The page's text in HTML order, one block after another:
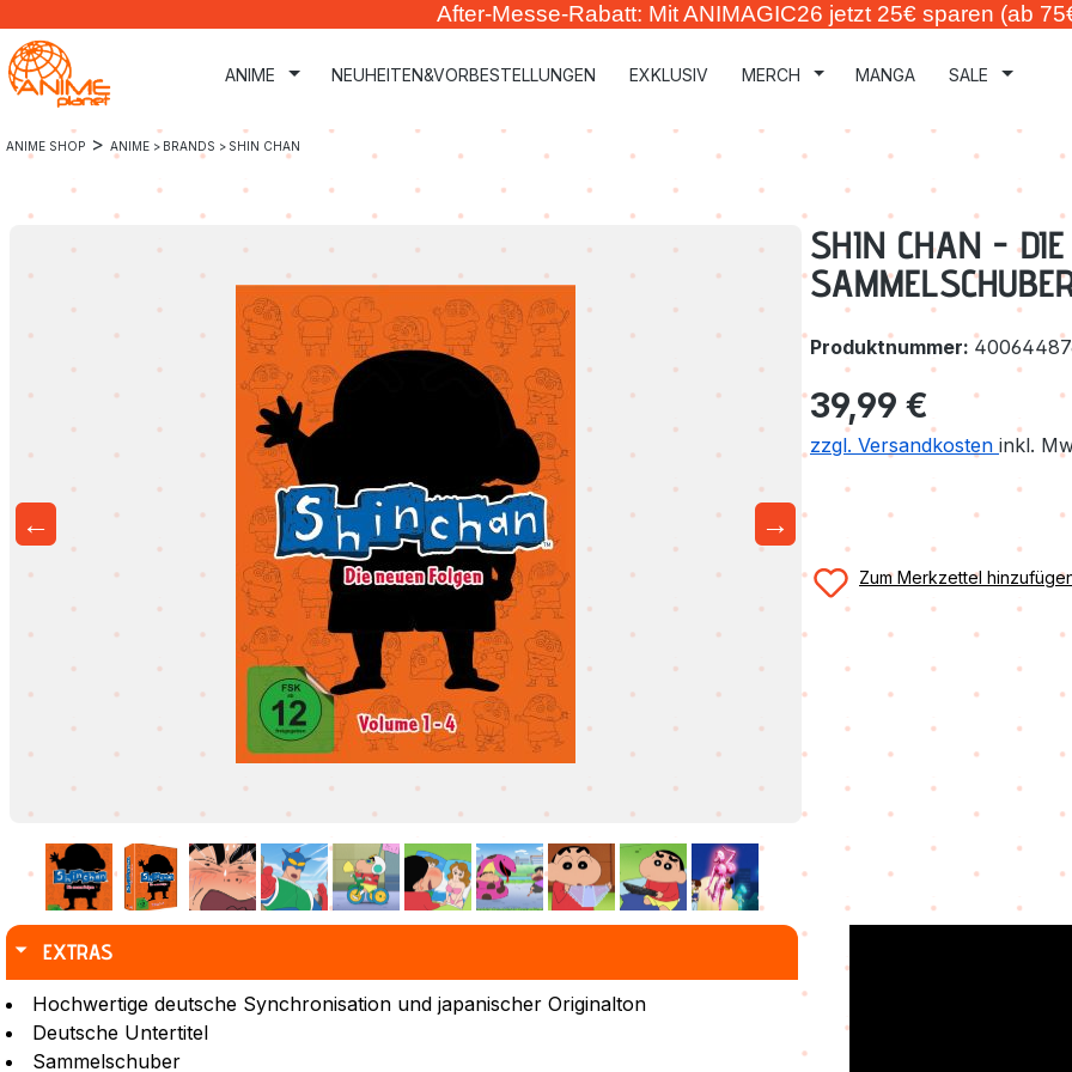
Hauptinhalt springen
Zur Suche springen
Zur Hauptnavigation springen
After-Messe-Rabatt: Mit ANIMAGIC26 jetzt 25€ sparen (ab
ANIME NEUHEITEN&VORBESTELLUNGEN EXKLUSIV MERCH MANGA SALE
ANIME SHOP > ANIME > BRANDS > SHIN CHAN
← →
SHIN CHAN -
Produktnummer:
Regulärer Preis:
39,99 €
zzgl. Versandkosten inkl.
Zum Merkzettel
EXTRAS
Hochwertige deutsche Synchronisation und japanischer Originalton
Deutsche Untertitel
Sammelschuber